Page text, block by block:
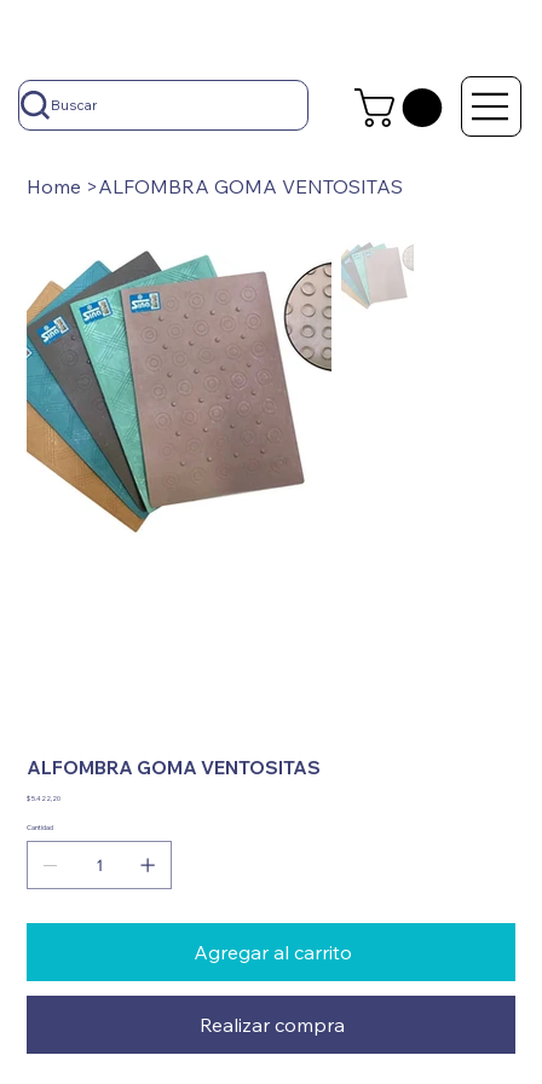
Buscar
Home >ALFOMBRA GOMA VENTOSITAS
ALFOMBRA GOMA VENTOSITAS
Precio
$ 5.422,20
Cantidad
Agregar al carrito
Realizar compra